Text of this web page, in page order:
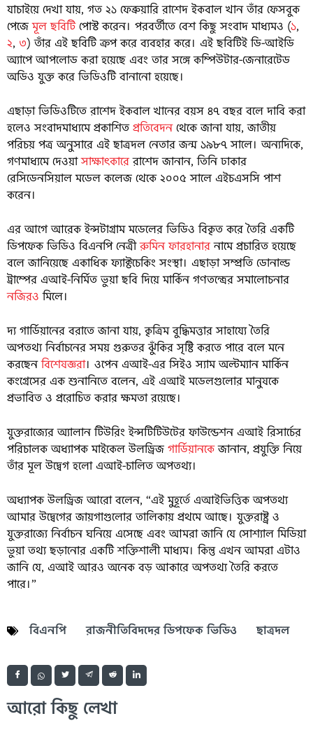
যাচাইয়ে দেখা যায়, গত ২১ ফেব্রুয়ারি রাশেদ ইকবাল খান তাঁর ফেসবুক
পেজেমূল ছবিটিপোস্ট করেন। পরবর্তীতে বেশ কিছু সংবাদ মাধ্যমও (১,
২, ৩) তাঁর এই ছবিটি ক্রপ করে ব্যবহার করে। এই ছবিটিই ডি-আইডি
অ্যাপে আপলোড করা হয়েছে এবং তার সঙ্গে কম্পিউটার-জেনারেটেড
অডিও যুক্ত করে ভিডিওটি বানানো হয়েছে।
এছাড়া ভিডিওটিতে রাশেদ ইকবাল খানের বয়স ৪৭ বছর বলে দাবি করা
হলেও সংবাদমাধ্যমে প্রকাশিতপ্রতিবেদনথেকে জানা যায়, জাতীয়
পরিচয় পত্র অনুসারে এই ছাত্রদল নেতার জন্ম ১৯৮৭ সালে। অন্যদিকে,
গণমাধ্যমে দেওয়াসাক্ষাৎকারেরাশেদ জানান, তিনি ঢাকার
রেসিডেনসিয়াল মডেল কলেজ থেকে ২০০৫ সালে এইচএসসি পাশ
করেন।
এর আগে আরেক ইন্সটাগ্রাম মডেলের ভিডিও বিকৃত করে তৈরি একটি
ডিপফেক ভিডিও বিএনপি নেত্রীরুমিন ফারহানারনামে প্রচারিত হয়েছে
বলে জানিয়েছে একাধিক ফ্যাক্টচেকিং সংস্থা। এছাড়া সম্প্রতি ডোনাল্ড
ট্রাম্পের এআই-নির্মিত ভুয়া ছবি দিয়ে মার্কিন গণতন্ত্রের সমালোচনার
নজিরও মিলে।
দ্য গার্ডিয়ানের বরাতে জানা যায়, কৃত্রিম বুদ্ধিমত্তার সাহায্যে তৈরি
অপতথ্য নির্বাচনের সময় গুরুতর ঝুঁকির সৃষ্টি করতে পারে বলে মনে
করছেনবিশেষজ্ঞরা। ওপেন এআই-এর সিইও স্যাম অল্টম্যান মার্কিন
কংগ্রেসের এক শুনানিতে বলেন, এই এআই মডেলগুলোর মানুষকে
প্রভাবিত ও প্ররোচিত করার ক্ষমতা রয়েছে।
যুক্তরাজ্যের অ্যালান টিউরিং ইন্সটিটিউটের ফাউন্ডেশন এআই রিসার্চের
পরিচালক অধ্যাপক মাইকেল উলড্রিজ গার্ডিয়ানকেজানান, প্রযুক্তি নিয়ে
তাঁর মূল উদ্বেগ হলো এআই-চালিত অপতথ্য।
অধ্যাপক উলড্রিজ আরো বলেন, “এই মুহূর্তে এআইভিত্তিক অপতথ্য
আমার উদ্বেগের জায়গাগুলোর তালিকায় প্রথমে আছে। যুক্তরাষ্ট্র ও
যুক্তরাজ্যে নির্বাচন ঘনিয়ে এসেছে এবং আমরা জানি যে সোশ্যাল মিডিয়া
ভুয়া তথ্য ছড়ানোর একটি শক্তিশালী মাধ্যম। কিন্তু এখন আমরা এটাও
জানি যে, এআই আরও অনেক বড় আকারে অপতথ্য তৈরি করতে
পারে।”
বিএনপি রাজনীতিবিদদের ডিপফেক ভিডিও ছাত্রদল
আরো কিছু লেখা